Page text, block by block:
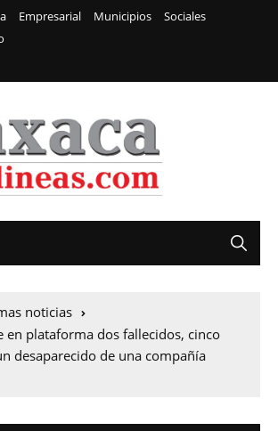
Empresarial Municipios
Sociales
noticias
en plataforma dos fallecidos, cinco
desaparecido de una compañía